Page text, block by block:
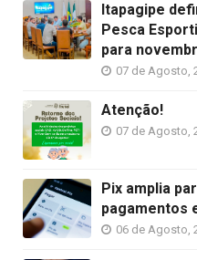
Itapagipe
Pesca
para
07 de Agosto,
Atenção!
07 de Agosto,
Pix amplia
pagamentos
06 de Agosto,